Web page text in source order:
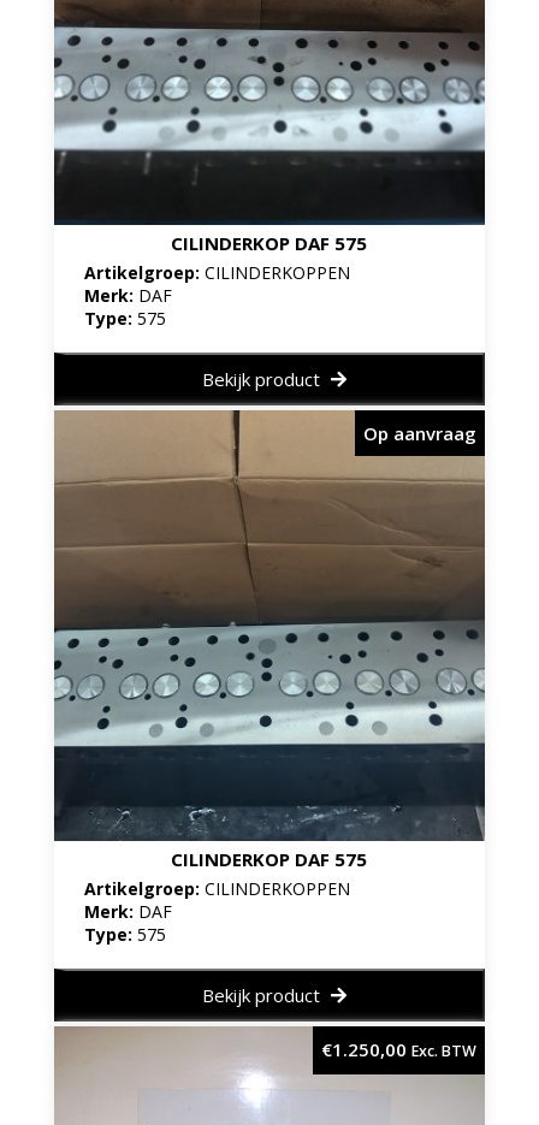
CILINDERKOP DAF 575
Artikelgroep: CILINDERKOPPEN
Merk: DAF
Type: 575
Bekijk product
CILINDERKOP DAF 575
Artikelgroep: CILINDERKOPPEN
Merk: DAF
Type: 575
Op aanvraag
Bekijk product
€1.250,00 Exc. BTW